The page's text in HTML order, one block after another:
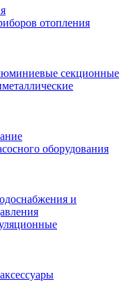
отопления
секционные
оборудования
и